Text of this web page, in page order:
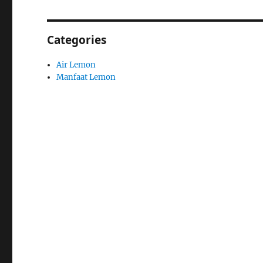
Categories
Air Lemon
Manfaat Lemon